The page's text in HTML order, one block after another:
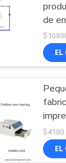
de
PCB
EL
de
420
$4180
EL